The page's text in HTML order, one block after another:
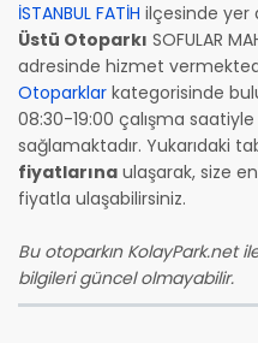
İSTANBUL FATİH ilçesinde yer
Üstü Otoparkı SOFULAR
adresinde hizmet
Otoparklar kategorisinde
08:30-19:00 çalışma
sağlamaktadır. Yukarıdaki
fiyatlarına ulaşarak, size
fiyatla ulaşabilirsiniz.
Bu otoparkın KolayPark.net
bilgileri güncel olmayabilir.